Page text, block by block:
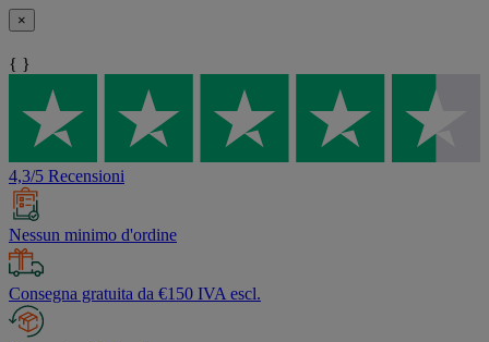
×
{ }
4,3/5 Recensioni
Nessun minimo d'ordine
Consegna gratuita da €150 IVA escl.